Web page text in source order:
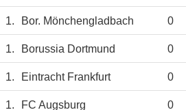
1. Bor. Mönchengladbach 0
1. Borussia Dortmund 0
1. Eintracht Frankfurt 0
1. FC Augsburg 0